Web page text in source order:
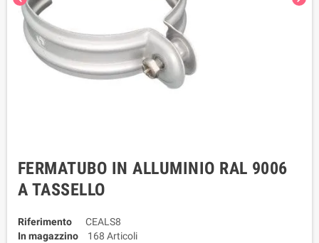
FERMATUBO IN ALLUMINIO RAL 9006
A TASSELLO
Riferimento
CEALS8
In magazzino
168 Articoli